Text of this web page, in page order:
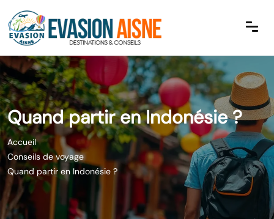
Quand partir en Indonésie ?
Accueil
Conseils de voyage
Quand partir en Indonésie ?